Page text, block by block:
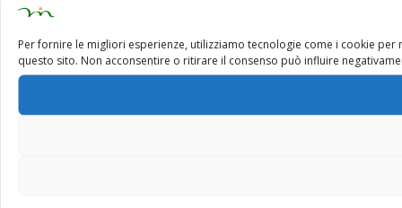
Per fornire le migliori esperienze, utilizziamo tecnologie come i cookie
questo sito. Non acconsentire o ritirare il consenso può influire